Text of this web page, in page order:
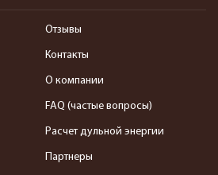
Отзывы
Контакты
О компании
FAQ (частые вопросы)
Расчет дульной энергии
Партнеры